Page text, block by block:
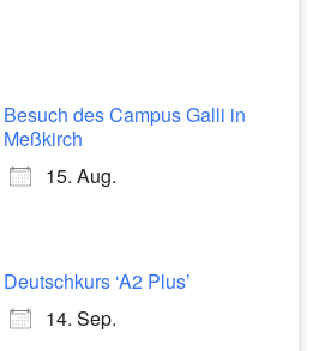
Besuch des Campus Galli in
Meßkirch
15. Aug.
Deutschkurs ‘A2 Plus’
14. Sep.